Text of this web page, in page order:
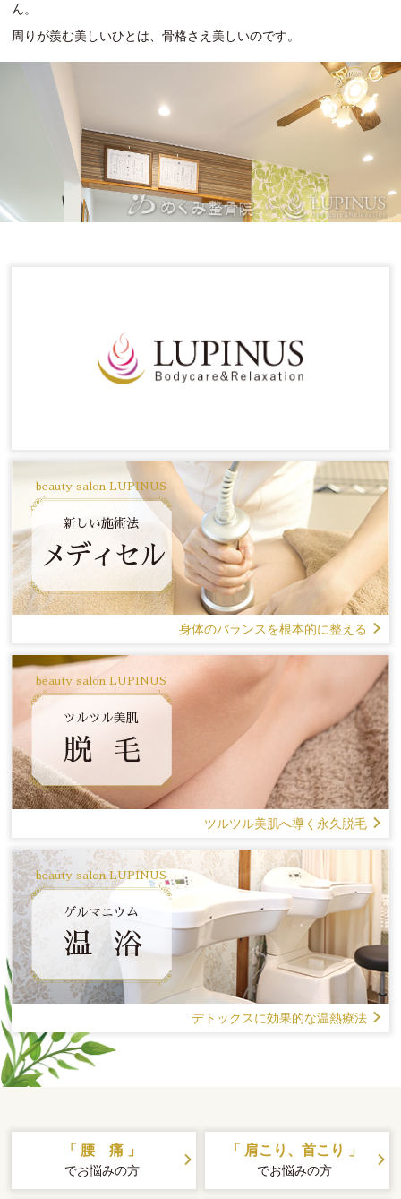
ん。
周りが羨む美しいひとは、骨格さえ美しいのです。
beauty salon LUPINUS
新しい施術法
メディセル
身体のバランスを根本的に整える
beauty salon LUPINUS
ツルツル美肌
脱 毛
ツルツル美肌へ導く永久脱毛
beauty salon LUPINUS
ゲルマニウム
温 浴
デトックスに効果的な温熱療法
「 腰 痛 」
でお悩みの方
「 肩こり、首こり 」
でお悩みの方